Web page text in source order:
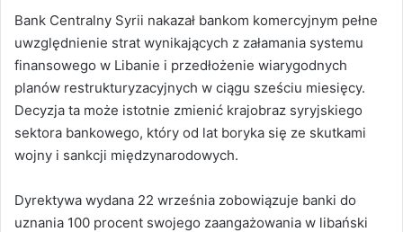
Bank Centralny Syrii nakazał bankom komercyjnym pełne
uwzględnienie strat wynikających z załamania systemu
finansowego w Libanie i przedłożenie wiarygodnych
planów restrukturyzacyjnych w ciągu sześciu miesięcy.
Decyzja ta może istotnie zmienić krajobraz syryjskiego
sektora bankowego, który od lat boryka się ze skutkami
wojny i sankcji międzynarodowych.
Dyrektywa wydana 22 września zobowiązuje banki do
uznania 100 procent swojego zaangażowania w libański